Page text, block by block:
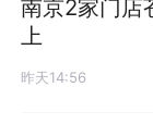
南京2家门店
上
昨天14:56